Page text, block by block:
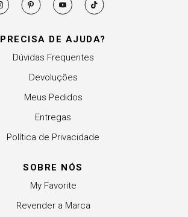
PRECISA DE AJUDA?
Dúvidas Frequentes
Devoluções
Meus Pedidos
Entregas
Política de Privacidade
SOBRE NÓS
My Favorite
Revender a Marca